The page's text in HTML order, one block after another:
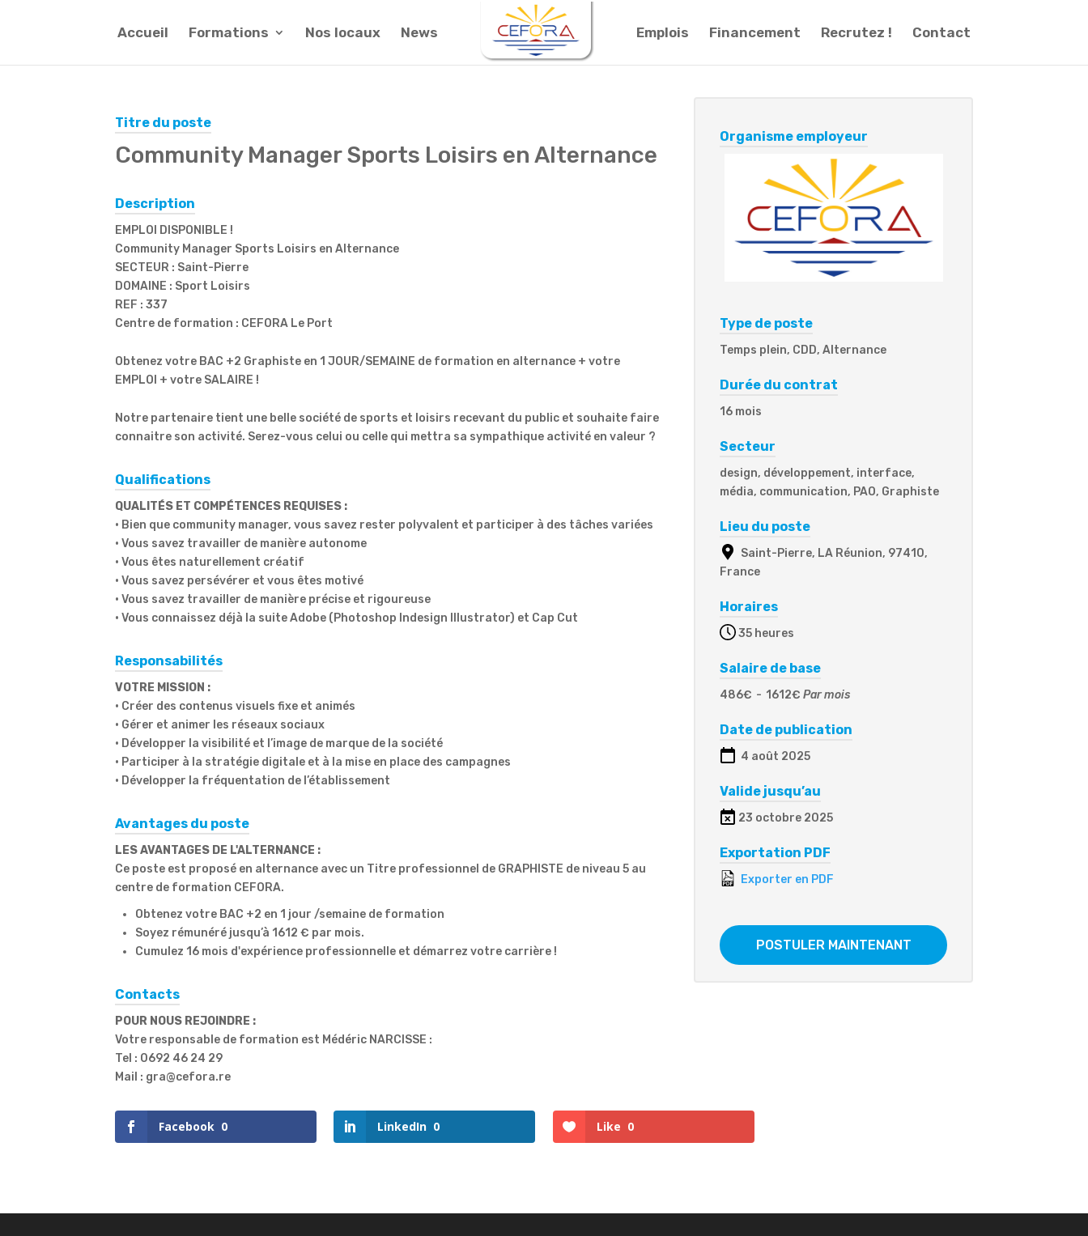
Accueil Formations Nos locaux News Emplois Financement Recrutez ! Contact
Titre du poste
Community Manager Sports Loisirs en Alternance
Description
EMPLOI DISPONIBLE !
Community Manager Sports Loisirs en Alternance
SECTEUR : Saint-Pierre
DOMAINE : Sport Loisirs
REF : 337
Centre de formation : CEFORA Le Port
Obtenez votre BAC +2 Graphiste en 1 JOUR/SEMAINE de formation en alternance + votre
EMPLOI + votre SALAIRE !
Notre partenaire tient une belle société de sports et loisirs recevant du public et souhaite faire
connaitre son activité. Serez-vous celui ou celle qui mettra sa sympathique activité en valeur ?
Qualifications
QUALITÉS ET COMPÉTENCES REQUISES :
• Bien que community manager, vous savez rester polyvalent et participer à des tâches variées
• Vous savez travailler de manière autonome
• Vous êtes naturellement créatif
• Vous savez persévérer et vous êtes motivé
• Vous savez travailler de manière précise et rigoureuse
• Vous connaissez déjà la suite Adobe (Photoshop Indesign Illustrator) et Cap Cut
Responsabilités
VOTRE MISSION :
• Créer des contenus visuels fixe et animés
• Gérer et animer les réseaux sociaux
• Développer la visibilité et l’image de marque de la société
• Participer à la stratégie digitale et à la mise en place des campagnes
• Développer la fréquentation de l’établissement
Avantages du poste
LES AVANTAGES DE L'ALTERNANCE :
Ce poste est proposé en alternance avec un Titre professionnel de GRAPHISTE de niveau 5 au
centre de formation CEFORA.
Obtenez votre BAC +2 en 1 jour /semaine de formation
Soyez rémunéré jusqu’à 1612 € par mois.
Cumulez 16 mois d'expérience professionnelle et démarrez votre carrière !
Contacts
POUR NOUS REJOINDRE :
Votre responsable de formation est Médéric NARCISSE :
Tel : 0692 46 24 29
Mail : gra@cefora.re
Organisme employeur
Type de poste
Temps plein, CDD, Alternance
Durée du contrat
16 mois
Secteur
design, développement, interface,
média, communication, PAO, Graphiste
Lieu du poste
Saint-Pierre, LA Réunion, 97410,
France
Horaires
35 heures
Salaire de base
486€ - 1612€ Par mois
Date de publication
4 août 2025
Valide jusqu’au
23 octobre 2025
Exportation PDF
Exporter en PDF
POSTULER MAINTENANT
Facebook 0 LinkedIn 0 Like 0